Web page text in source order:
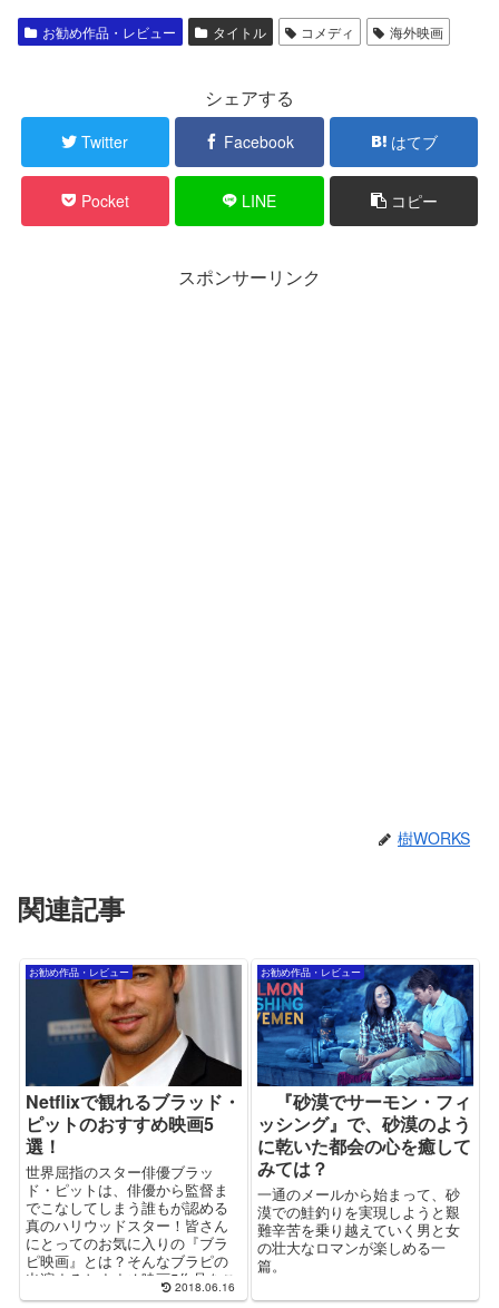
お勧め作品・レビュー タイトル コメディ 海外映画
シェアする
Twitter Facebook はてブ
Pocket LINE コピー
スポンサーリンク
樹WORKS
関連記事
お勧め作品・レビュー
Netflixで観れるブラッド・
ピットのおすすめ映画5
選！
世界屈指のスター俳優ブラッ
ド・ピットは、俳優から監督ま
でこなしてしまう誰もが認める
真のハリウッドスター！皆さん
にとってのお気に入りの『ブラ
ピ映画』とは？そんなブラピの
出演するおすすめ映画5作品をご
紹介いたします！
2018.06.16
お勧め作品・レビュー
『砂漠でサーモン・フィ
ッシング』で、砂漠のよう
に乾いた都会の心を癒して
みては？
一通のメールから始まって、砂
漠での鮭釣りを実現しようと艱
難辛苦を乗り越えていく男と女
の壮大なロマンが楽しめる一
篇。